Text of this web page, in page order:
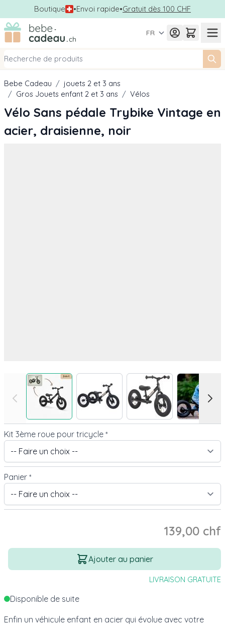
Boutique •Envoi rapide•Gratuit dès 100 CHF
Allez au contenu
FR
Bebe Cadeau / jouets 2 et 3 ans
/ Gros Jouets enfant 2 et 3 ans / Vélos
Vélo Sans pédale Trybike Vintage en
acier, draisienne, noir
View larger imageView larger imageView larger image
Kit 3ème roue pour tricycle *
Panier *
139,00 chf
Quantité
Ajouter au panier
LIVRAISON GRATUITE
Disponible de suite
Enfin un véhicule enfant en acier qui évolue avec votre